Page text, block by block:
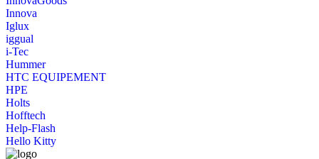
Innova
Iglux
iggual
i-Tec
Hummer
HTC EQUIPEMENT
HPE
Holts
Hofftech
Help-Flash
Hello Kitty